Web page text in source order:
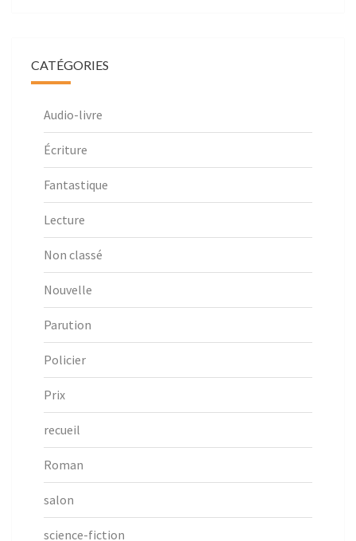
CATÉGORIES
Audio-livre
Écriture
Fantastique
Lecture
Non classé
Nouvelle
Parution
Policier
Prix
recueil
Roman
salon
science-fiction